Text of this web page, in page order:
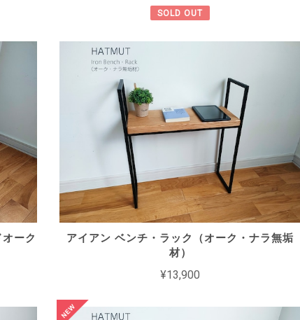
SOLD OUT
ーク
アイアン ベンチ・ラック（オーク・ナラ無垢
材）
¥13,900